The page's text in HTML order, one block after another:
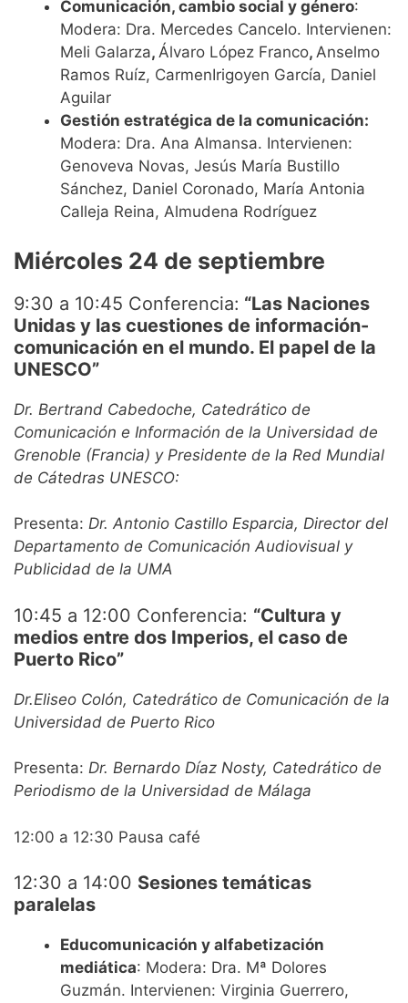
Comunicación, cambio social y género:
Modera: Dra. Mercedes Cancelo. Intervienen:
Meli Galarza, Álvaro López Franco, Anselmo
Ramos Ruíz, CarmenIrigoyen García, Daniel
Aguilar
Gestión estratégica de la comunicación:
Modera: Dra. Ana Almansa. Intervienen:
Genoveva Novas, Jesús María Bustillo
Sánchez, Daniel Coronado, María Antonia
Calleja Reina, Almudena Rodríguez
Miércoles 24 de septiembre
9:30 a 10:45 Conferencia: “Las Naciones
Unidas y las cuestiones de información-
comunicación en el mundo. El papel de la
UNESCO”
Dr. Bertrand Cabedoche, Catedrático de
Comunicación e Información de la Universidad de
Grenoble (Francia) y Presidente de la Red Mundial
de Cátedras UNESCO:
Presenta: Dr. Antonio Castillo Esparcia, Director del
Departamento de Comunicación Audiovisual y
Publicidad de la UMA
10:45 a 12:00 Conferencia: “Cultura y
medios entre dos Imperios, el caso de
Puerto Rico”
Dr.Eliseo Colón, Catedrático de Comunicación de la
Universidad de Puerto Rico
Presenta: Dr. Bernardo Díaz Nosty, Catedrático de
Periodismo de la Universidad de Málaga
12:00 a 12:30 Pausa café
12:30 a 14:00 Sesiones temáticas
paralelas
Educomunicación y alfabetización
mediática: Modera: Dra. Mª Dolores
Guzmán. Intervienen: Virginia Guerrero,